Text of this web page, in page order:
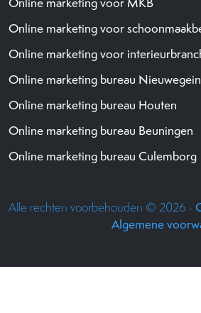
Online marketing voor
Online marketing voor
Online marketing bureau Nieuwegein
Online marketing bureau Houten
Online marketing bureau Beuningen
Online marketing bureau Culemborg
Alle rechten voorbehouden © 2026 -
Algemene